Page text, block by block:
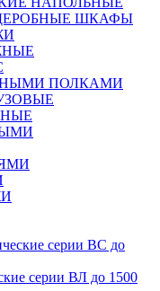
ШКАФЫ
ПОЛКАМИ
серии ВС до
серии ВЛ до 1500